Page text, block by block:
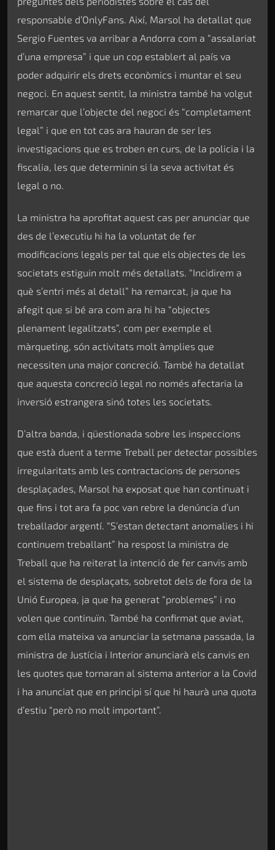
responsable d’OnlyFans. Així, Marsol ha detallat que
Sergio Fuentes va arribar a Andorra com a “assalariat
d’una empresa” i que un cop establert al país va
poder adquirir els drets econòmics i muntar el seu
negoci. En aquest sentit, la ministra també ha volgut
remarcar que l’objecte del negoci és “completament
legal” i que en tot cas ara hauran de ser les
investigacions que es troben en curs, de la policia i la
fiscalia, les que determinin si la seva activitat és
legal o no.
La ministra ha aprofitat aquest cas per anunciar que
des de l’executiu hi ha la voluntat de fer
modificacions legals per tal que els objectes de les
societats estiguin molt més detallats. “Incidirem a
què s’entri més al detall” ha remarcat, ja que ha
afegit que si bé ara com ara hi ha “objectes
plenament legalitzats”, com per exemple el
màrqueting, són activitats molt àmplies que
necessiten una major concreció. També ha detallat
que aquesta concreció legal no només afectaria la
inversió estrangera sinó totes les societats.
D’altra banda, i qüestionada sobre les inspeccions
que està duent a terme Treball per detectar possibles
irregularitats amb les contractacions de persones
desplaçades, Marsol ha exposat que han continuat i
que fins i tot ara fa poc van rebre la denúncia d’un
treballador argentí. “S’estan detectant anomalies i hi
continuem treballant” ha respost la ministra de
Treball que ha reiterat la intenció de fer canvis amb
el sistema de desplaçats, sobretot dels de fora de la
Unió Europea, ja que ha generat “problemes” i no
volen que continuïn. També ha confirmat que aviat,
com ella mateixa va anunciar la setmana passada, la
ministra de Justícia i Interior anunciarà els canvis en
les quotes que tornaran al sistema anterior a la Covid
i ha anunciat que en principi sí que hi haurà una quota
d’estiu “però no molt important”.